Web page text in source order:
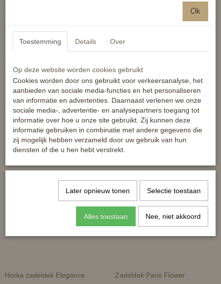
- gevoerd met schuim en gewatteerd
- onderhoudsvriendelijk
- Bovenmaterial: 100% polyester
- functievoering: 100% polyester
- voering: 100% polyester
- wasmachinebestendig tot 30 graden
- mag in de droogtrommel
Reacties
Horka zadeldek Elegance Zadeldek Paris Flower
Ok
Toestemming Details Over
Op deze website worden cookies gebruikt
Cookies worden door ons gebruikt voor verkeersanalyse, het
aanbieden van sociale media-functies en het personaliseren
van informatie en advertenties. Daarnaast verlenen we onze
sociale media-, advertentie- en analysepartners toegang tot
informatie over hoe u onze site gebruikt. Zij kunnen deze
informatie gebruiken in combinatie met andere gegevens die
zij mogelijk hebben verzameld door uw gebruik van hun
diensten of die u hen hebt verstrekt.
Later opnieuw tonen Selectie toestaan
Alles toestaan Nee, niet akkoord